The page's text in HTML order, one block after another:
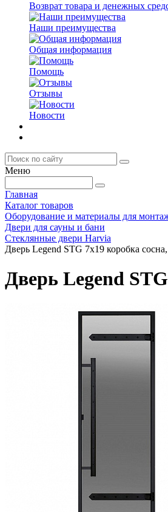
Возврат товара и денежных
Наши преимущества
Общая информация
Помощь
Отзывы
Новости
Меню
Главная
Каталог товаров
Оборудование и материалы для
Двери для сауны и бани
Стеклянные двери Harvia
Дверь Legend STG 7x19 коробка сосна,
Дверь Legend